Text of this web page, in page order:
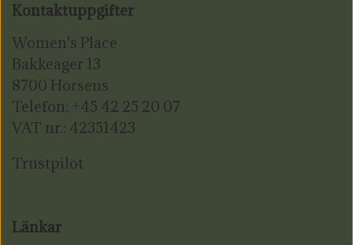
Kontaktuppgifter
Women's Place
Bakkeager 13
8700 Horsens
Telefon: +45 42 25 20 07
VAT nr.: 42351423
Trustpilot
Länkar